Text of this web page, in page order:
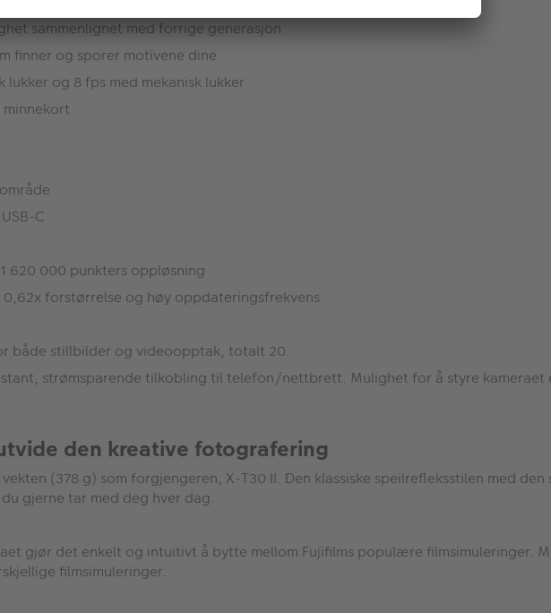
sammenlignet med forrige generasjon
finner og sporer motivene dine
og 8 fps med mekanisk lukker
C
620 000 punkters oppløsning
forstørrelse og høy oppdateringsfrekvens
både stillbilder og videoopptak, totalt 20.
strømsparende tilkobling til telefon/nettbrett. Mulighet for å styre kameraet
den kreative fotografering
(378 g) som forgjengeren, X-T30 II. Den klassiske speilrefleksstilen med
gjerne tar med deg hver dag.
gjør det enkelt og intuitivt å bytte mellom Fujifilms populære filmsimuleringer.
filmsimuleringer.